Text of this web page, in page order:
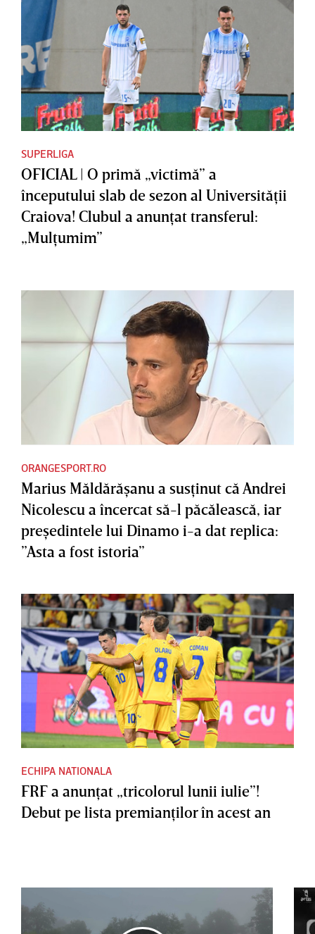
SUPERLIGA
OFICIAL | O primă „victimă” a
începutului slab de sezon al Universităţii
Craiova! Clubul a anunţat transferul:
„Mulţumim”
ORANGESPORT.RO
Marius Măldărăşanu a susţinut că Andrei
Nicolescu a încercat să-l păcălească, iar
preşedintele lui Dinamo i-a dat replica:
”Asta a fost istoria”
ECHIPA NATIONALA
FRF a anunţat „tricolorul lunii iulie”!
Debut pe lista premianţilor în acest an